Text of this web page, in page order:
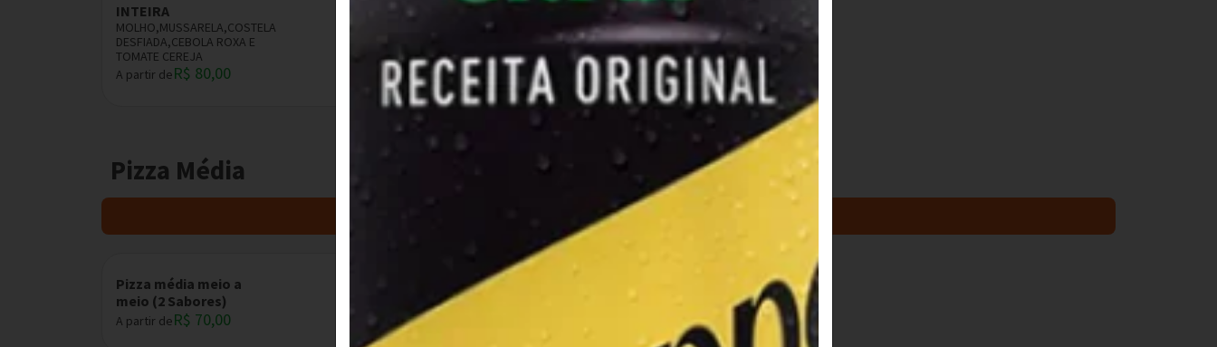
INTEIRA
MOLHO,MUSSARELA,COSTELA
DESFIADA,CEBOLA ROXA E
TOMATE CEREJA
A partir deR$ 80,00 A partir de R$ 80,00
Pizza Média
PIZZAS MEIO A MEIO SERÁ COBRADO O VALOR DA MAIOR
Pizza média meio a
meio (2 Sabores)
A partir deR$ 70,00
Pizza Média Inteira (6
Pedaços)